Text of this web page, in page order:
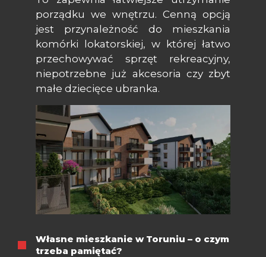
porządku we wnętrzu. Cenną opcją
jest przynależność do mieszkania
komórki lokatorskiej, w której łatwo
przechowywać sprzęt rekreacyjny,
niepotrzebne już akcesoria czy zbyt
małe dziecięce ubranka.
Własne mieszkanie w Toruniu – o czym
trzeba pamiętać?